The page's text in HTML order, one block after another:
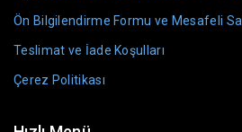
Ön Bilgilendirme Formu ve Mesafeli
Teslimat ve İade Koşulları
Çerez Politikası